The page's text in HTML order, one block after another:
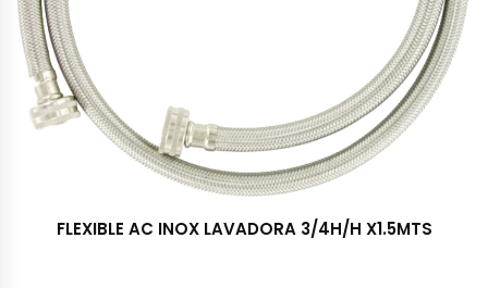
FLEXIBLE AC INOX LAVADORA 3/4H/H X1.5MTS